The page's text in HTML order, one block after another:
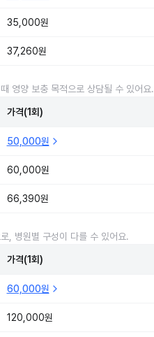
35,000원
37,260원
영양 보충 목적으로 상담될 수 있어요.
가격(1회)
50,000원
60,000원
66,390원
, 병원별 구성이 다를 수 있어요.
가격(1회)
60,000원
120,000원